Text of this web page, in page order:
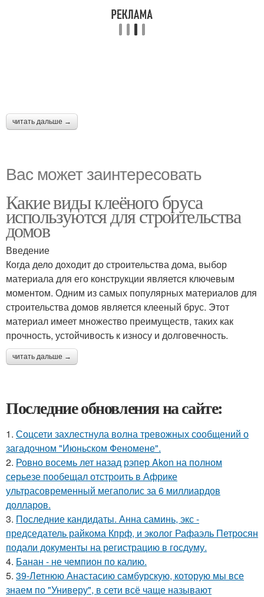
читать дальше →
Вас может заинтересовать
Какие виды клеёного бруса
используются для строительства
домов
Введение
Когда дело доходит до строительства дома, выбор
материала для его конструкции является ключевым
моментом. Одним из самых популярных материалов для
строительства домов является клееный брус. Этот
материал имеет множество преимуществ, таких как
прочность, устойчивость к износу и долговечность.
читать дальше →
Последние обновления на сайте:
1. Соцсети захлестнула волна тревожных сообщений о
загадочном "Июньском Феномене".
2. Ровно восемь лет назад рэпер Akon на полном
серьезе пообещал отстроить в Африке
ультрасовременный мегаполис за 6 миллиардов
долларов.
3. Последние кандидаты. Анна саминь, экс -
председатель райкома Кпрф, и эколог Рафаэль Петросян
подали документы на регистрацию в госдуму.
4. Банан - не чемпион по калию.
5. 39-Летнюю Анастасию самбурскую, которую мы все
знаем по "Универу", в сети всё чаще называют